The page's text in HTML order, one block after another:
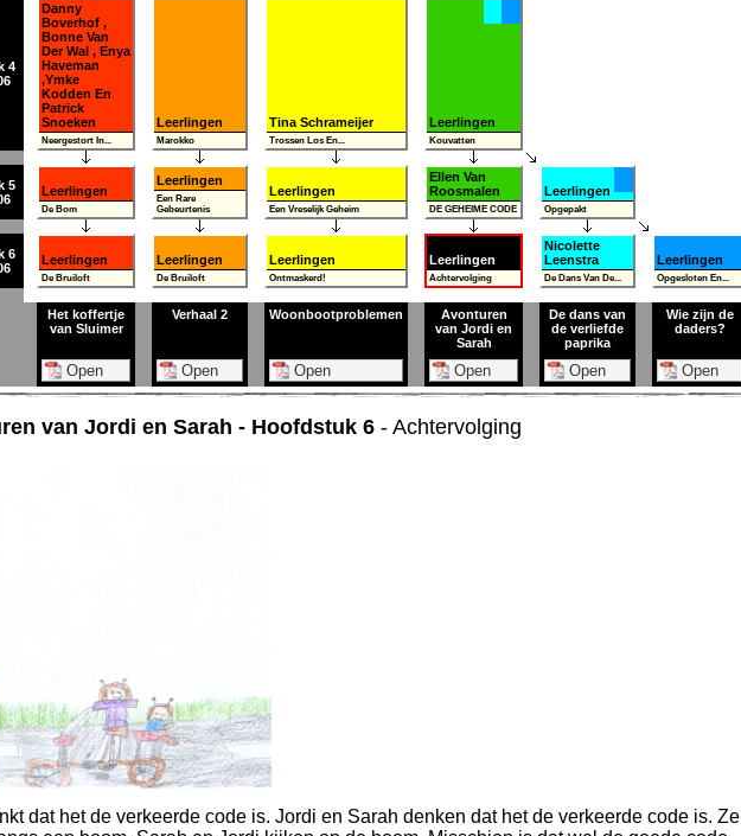
4
Danny
Boverhof ,
Bonne Van
Der Wal , Enya
Haveman
,Ymke
Kodden En
Patrick
Snoeken
Neergestort In...
Leerlingen
Marokko
Tina Schrameijer
Trossen Los En...
Leerlingen
Kouvatten
5
Leerlingen
De Bom
Leerlingen
Een Rare
Gebeurtenis
Leerlingen
Een Vreselijk Geheim
Ellen Van
Roosmalen
DE GEHEIME CODE
Leerlingen
Opgepakt
6
Leerlingen
De Bruiloft
Leerlingen
De Bruiloft
Leerlingen
Ontmaskerd!
Leerlingen
Achtervolging
Nicolette
Leenstra
De Dans Van De...
Leerlingen
Opgesloten En...
Het koffertje
van Sluimer
Verhaal 2 Woonbootproblemen
Avonturen
van Jordi en
Sarah
De dans van
de verliefde
paprika
Wie zijn de
daders?
van Jordi en Sarah - Hoofdstuk 6 - Achtervolging
dat het de verkeerde code is. Jordi en Sarah denken dat het de verkeerde code is. Ze